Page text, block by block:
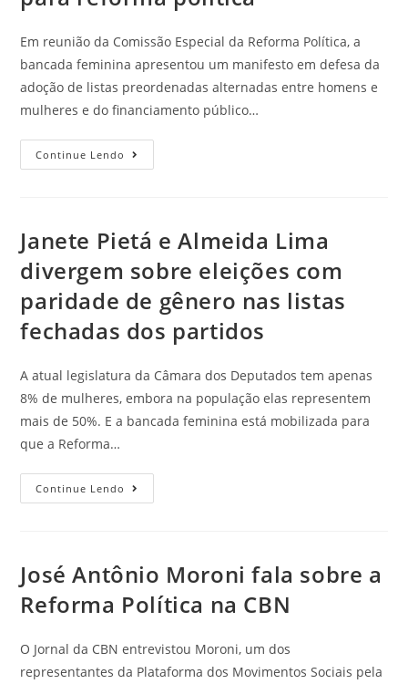
Em reunião da Comissão Especial da Reforma Política, a
bancada feminina apresentou um manifesto em defesa da
adoção de listas preordenadas alternadas entre homens e
mulheres e do financiamento público…
Continue Lendo
Janete Pietá e Almeida Lima
divergem sobre eleições com
paridade de gênero nas listas
fechadas dos partidos
A atual legislatura da Câmara dos Deputados tem apenas
8% de mulheres, embora na população elas representem
mais de 50%. E a bancada feminina está mobilizada para
que a Reforma…
Continue Lendo
José Antônio Moroni fala sobre a
Reforma Política na CBN
O Jornal da CBN entrevistou Moroni, um dos
representantes da Plataforma dos Movimentos Sociais pela